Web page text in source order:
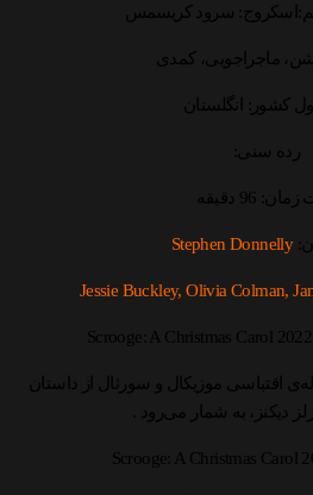
سرود کریسمس
ماجراجویی، کمدی
کشور: انگلستان
رده سنی:
96 دقیقه
Stephen Donnelly
Jessie Buckley, Olivia Colman,
اقتباسی موزیکال و سورئال از داستان
دیکنز، به شمار می‌رود .